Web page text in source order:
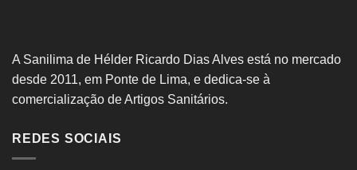
A Sanilima de Hélder Ricardo Dias Alves está no mercado
desde 2011, em Ponte de Lima, e dedica-se à
comercialização de Artigos Sanitários.
REDES SOCIAIS